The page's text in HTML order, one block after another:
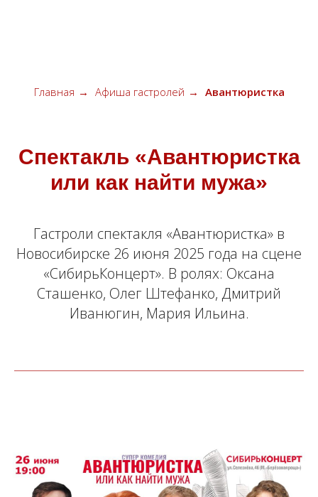
Главная → Афиша гастролей → Авантюристка
Спектакль «Авантюристка
или как найти мужа»
Гастроли спектакля «Авантюристка» в
Новосибирске 26 июня 2025 года на сцене
«СибирьКонцерт». В ролях: Оксана
Сташенко, Олег Штефанко, Дмитрий
Иванюгин, Мария Ильина.